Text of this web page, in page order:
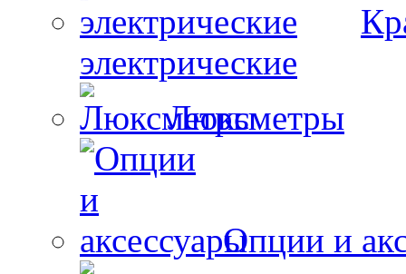
электрические
Люксметры
Опции и